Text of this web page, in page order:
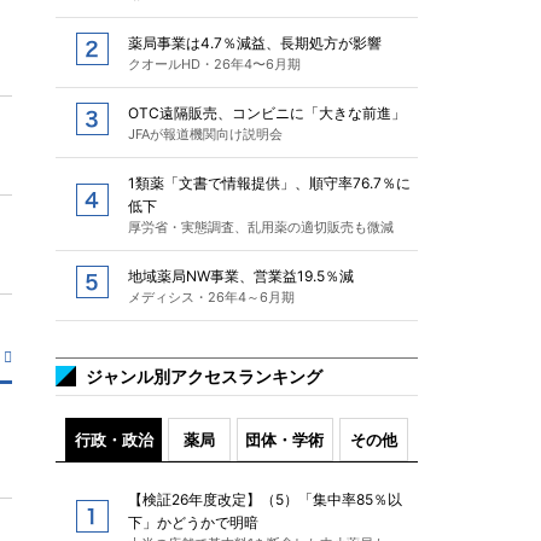
薬局事業は4.7％減益、長期処方が影響
クオールHD・26年4〜6月期
OTC遠隔販売、コンビニに「大きな前進」
JFAが報道機関向け説明会
1類薬「文書で情報提供」、順守率76.7％に
低下
厚労省・実態調査、乱用薬の適切販売も微減
地域薬局NW事業、営業益19.5％減
メディシス・26年4～6月期
ジャンル別アクセスランキング
行政・政治 薬局 団体・学術 その他
【検証26年度改定】（5）「集中率85％以
下」かどうかで明暗